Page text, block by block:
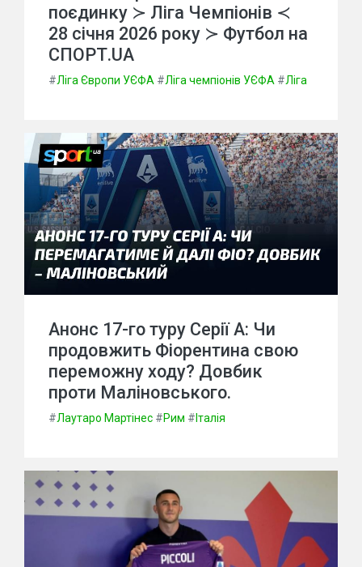
поєдинку ≻ Ліга Чемпіонів ≺
28 січня 2026 року ≻ Футбол на
СПОРТ.UA
#Ліга Європи УЄФА #Ліга чемпіонів УЄФА #Ліга
Анонс 17-го туру Серії A: Чи
продовжить Фіорентина свою
переможну ходу? Довбик
проти Маліновського.
#Лаутаро Мартінес #Рим # Італія